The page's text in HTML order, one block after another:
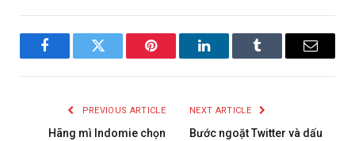
FacebookTwitter Pinterest LinkedInTumblr Email
PREVIOUS ARTICLE
Hãng mì Indomie chọn
NEXT ARTICLE
Bước ngoặt Twitter và dấu